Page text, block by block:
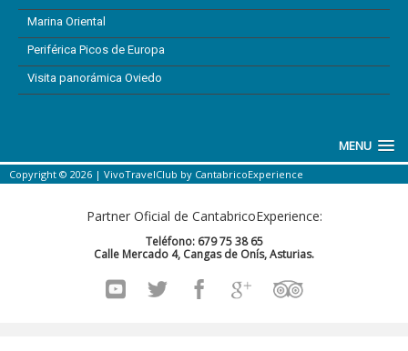
Marina Oriental
Periférica Picos de Europa
Visita panorámica Oviedo
MENU
Copyright © 2026 | VivoTravelClub by CantabricoExperience
Partner Oficial de CantabricoExperience:
Teléfono: 679 75 38 65
Calle Mercado 4, Cangas de Onís, Asturias.